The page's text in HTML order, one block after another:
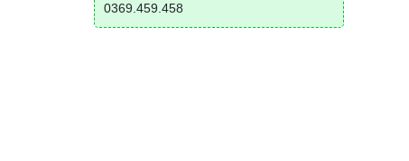
0369.459.458